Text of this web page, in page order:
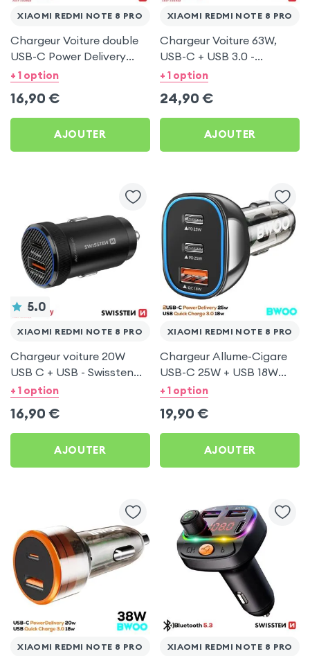
XIAOMI REDMI NOTE 8 PRO
Chargeur Voiture double
USB-C Power Delivery
20W - Swissten pour
+ 1 option
16,90 €
AJOUTER
XIAOMI REDMI NOTE 8 PRO
Chargeur Voiture 63W,
USB-C + USB 3.0 -
Swissten pour Xiaomi
+ 1 option
24,90 €
AJOUTER
5.0
XIAOMI REDMI NOTE 8 PRO
Chargeur voiture 20W
USB C + USB - Swissten
pour Xiaomi Redmi Note 8
+ 1 option
16,90 €
AJOUTER
XIAOMI REDMI NOTE 8 PRO
Chargeur Allume-Cigare
USB-C 25W + USB 18W
Bwoo pour Xiaomi Redmi
+ 1 option
19,90 €
AJOUTER
XIAOMI REDMI NOTE 8 PRO XIAOMI REDMI NOTE 8 PRO